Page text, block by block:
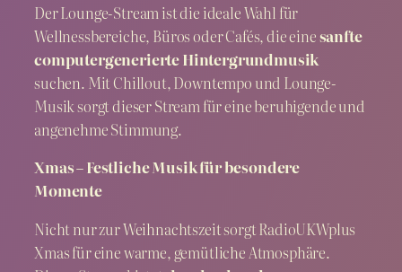
Der Lounge-Stream ist die ideale Wahl für
Wellnessbereiche, Büros oder Cafés, die einesanfte
computergenerierte Hintergrundmusik
suchen. Mit Chillout, Downtempo und Lounge-
Musik sorgt dieser Stream für eine beruhigende und
angenehme Stimmung.
Xmas – Festliche Musik für besondere
Momente
Nicht nur zur Weihnachtszeit sorgt RadioUKWplus
Xmas für eine warme, gemütliche Atmosphäre.